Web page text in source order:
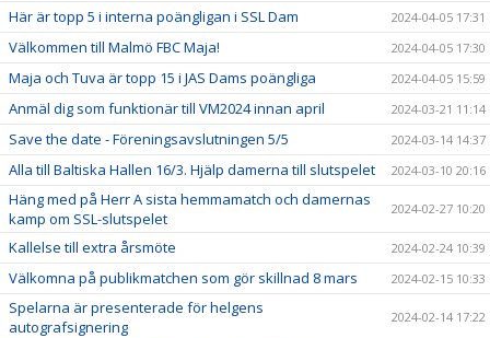
Här är topp 5 i interna poängligan i SSL Dam 2024-04-05 17:31
Välkommen till Malmö FBC Maja! 2024-04-05 17:30
Maja och Tuva är topp 15 i JAS Dams poängliga 2024-04-05 15:59
Anmäl dig som funktionär till VM2024 innan april 2024-03-21 11:14
Save the date - Föreningsavslutningen 5/5 2024-03-14 14:37
Alla till Baltiska Hallen 16/3. Hjälp damerna till slutspelet 2024-03-10 20:16
Häng med på Herr A sista hemmamatch och damernas
kamp om SSL-slutspelet
2024-02-27 10:20
Kallelse till extra årsmöte 2024-02-24 10:39
Välkomna på publikmatchen som gör skillnad 8 mars 2024-02-15 10:33
Spelarna är presenterade för helgens
autografsignering
2024-02-14 17:22